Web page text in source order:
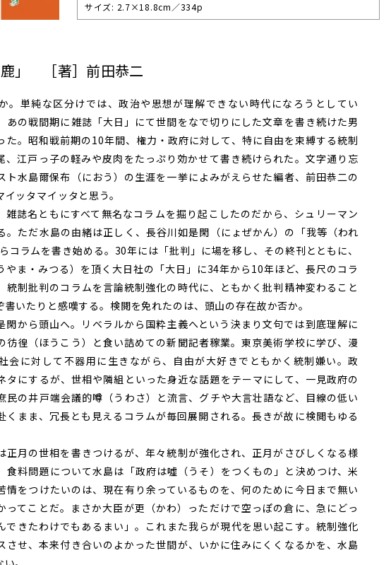
サイズ: 2.7×18.8cm／334p
鹿」 ［著］前田恭二
。単純な区分けでは、政治や思想が理解できない時代になろうとしてい
あの戦間期に雑誌「大日」にて世間をなで切りにした文章を書き続けた男
た。昭和戦前期の10年間、権力・政府に対して、特に自由を束縛する統制
、江戸っ子の軽みや皮肉をたっぷり効かせて書き続けられた。文字通り忘
ト水島爾保布（におう）の生涯を一挙によみがえらせた編者、前田恭二の
ッタマイッタと思う。
誌名ともにすべて無名なコラムを掘り起こしたのだから、シュリーマン
。ただ水島の由緒は正しく、長谷川如是閑（にょぜかん）の「我等（われ
コラムを書き始める。30年には「批判」に場を移し、その終刊とともに、
やま・みつる）を頂く大日社の「大日」に34年から10年ほど、長尺のコラ
統制批判のコラムを言論統制強化の時代に、ともかく批判精神変わること
いたりと感嘆する。検閲を免れたのは、頭山の存在故か否か。
から頭山へ。リベラルから国粋主義へという決まり文句では到底理解に
彷徨（ほうこう）と食い詰めての新聞記者稼業。東京美術学校に学び、漫
会に対して不器用に生きながら、自由が大好きでともかく統制嫌い。政
タにするが、世相や隣組といった身近な話題をテーマにして、一見政府の
民の井戸端会議的噂（うわさ）と流言、グチや大言壮語など、目線の低い
くまま、冗長とも見えるコラムが毎回展開される。長きが故に検閲もゆる
月の世相を書きつけるが、年々統制が強化され、正月がさびしくなる様
食料問題について水島は「政府は噓（うそ）をつくもの」と決めつけ、米
情をつけたいのは、現在有り余っているものを、何のために今日まで無い
ってことだ。まさか大臣が更（かわ）っただけで空っぽの倉に、急にどっ
できたわけでもあるまい」。これまた我らが現代を思い起こす。統制強化
させ、本来付き合いのよかった世間が、いかに住みにくくなるかを、水島